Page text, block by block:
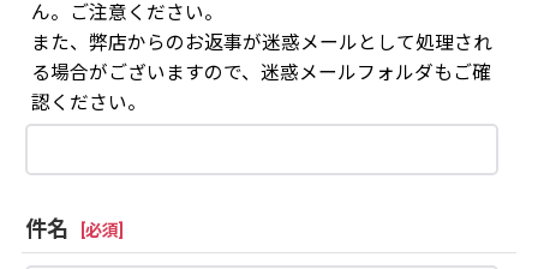
ん。ご注意ください。
また、弊店からのお返事が迷惑メールとして処理され
る場合がございますので、迷惑メールフォルダもご確
認ください。
件名 必須